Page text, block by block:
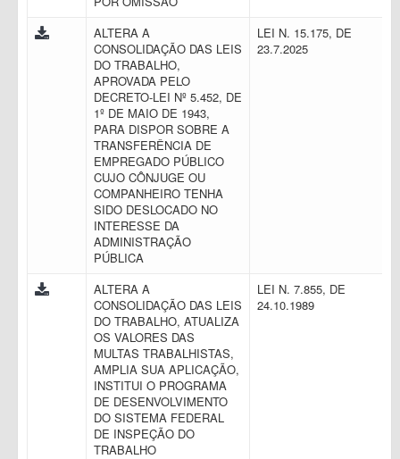
ALTERA A
CONSOLIDAÇÃO DAS LEIS
DO TRABALHO,
APROVADA PELO
DECRETO-LEI Nº 5.452, DE
1º DE MAIO DE 1943,
PARA DISPOR SOBRE A
TRANSFERÊNCIA DE
EMPREGADO PÚBLICO
CUJO CÔNJUGE OU
COMPANHEIRO TENHA
SIDO DESLOCADO NO
INTERESSE DA
ADMINISTRAÇÃO
PÚBLICA
LEI N. 15.175, DE
23.7.2025
ALTERA A
CONSOLIDAÇÃO DAS LEIS
DO TRABALHO, ATUALIZA
OS VALORES DAS
MULTAS TRABALHISTAS,
AMPLIA SUA APLICAÇÃO,
INSTITUI O PROGRAMA
DE DESENVOLVIMENTO
DO SISTEMA FEDERAL
DE INSPEÇÃO DO
TRABALHO
LEI N. 7.855, DE
24.10.1989